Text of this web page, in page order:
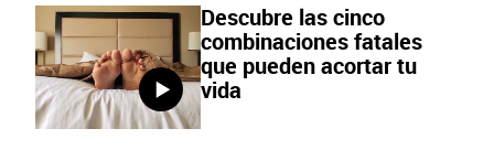
Descubre las cinco
combinaciones fatales
que pueden acortar tu
vida